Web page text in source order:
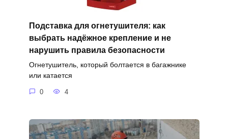
Подставка для огнетушителя: как
выбрать надёжное крепление и не
нарушить правила безопасности
Огнетушитель, который болтается в багажнике
или катается
0 4